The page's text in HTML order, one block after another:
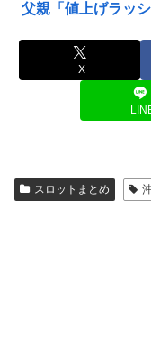
父親「値上げラッ
X
スロットまとめ